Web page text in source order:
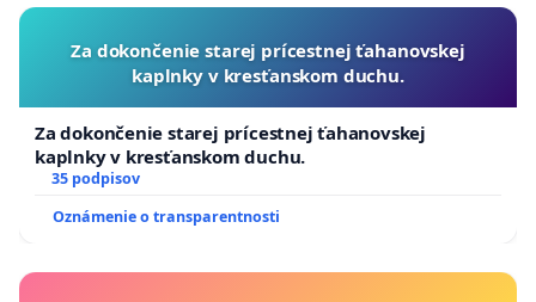
Za dokončenie starej prícestnej ťahanovskej
kaplnky v kresťanskom duchu.
Za dokončenie starej prícestnej ťahanovskej
kaplnky v kresťanskom duchu.
35 podpisov
Oznámenie o transparentnosti